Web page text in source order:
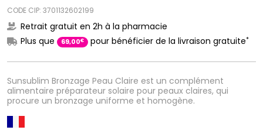
Sunsublim Bronzage Peau Claire est un complément
alimentaire préparateur solaire pour peaux claires, qui
procure un bronzage uniforme et homogène.
CODE CIP: 3701132602199
Retrait gratuit en 2h à la pharmacie
Plus que
69,00€ pour bénéficier de la livraison gratuite*